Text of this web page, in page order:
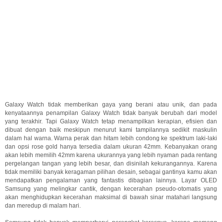
Galaxy Watch tidak memberikan gaya yang berani atau unik, dan pada
kenyataannya penampilan Galaxy Watch tidak banyak berubah dari model
yang terakhir. Tapi Galaxy Watch tetap menampilkan kerapian, efisien dan
dibuat dengan baik meskipun menurut kami tampilannya sedikit maskulin
dalam hal warna. Warna perak dan hitam lebih condong ke spektrum laki-laki
dan opsi rose gold hanya tersedia dalam ukuran 42mm. Kebanyakan orang
akan lebih memilih 42mm karena ukurannya yang lebih nyaman pada rentang
pergelangan tangan yang lebih besar, dan disinilah kekurangannya. Karena
tidak memiliki banyak keragaman pilihan desain, sebagai gantinya kamu akan
mendapatkan pengalaman yang fantastis dibagian lainnya. Layar OLED
Samsung yang melingkar cantik, dengan kecerahan pseudo-otomatis yang
akan menghidupkan kecerahan maksimal di bawah sinar matahari langsung
dan meredup di malam hari.